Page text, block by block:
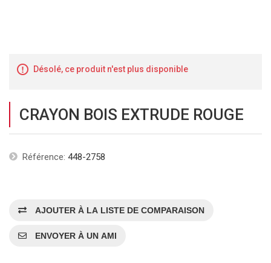
Désolé, ce produit n'est plus disponible
CRAYON BOIS EXTRUDE ROUGE
Référence: 448-2758
AJOUTER À LA LISTE DE COMPARAISON
ENVOYER À UN AMI